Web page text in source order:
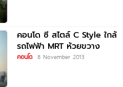
คอนโด ซี สไตล์ C Style ใกล้
รถไฟฟ้า MRT ห้วยขวาง
คอนโด 8 November 2013